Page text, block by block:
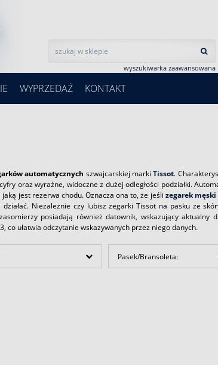
wyszukiwarka zaawansowana
WYPRZEDAŻ KONTAKT
automatycznych szwajcarskiej markiTissot.
oraz wyraźne, widoczne z dużej odległości podziałki.
jest rezerwa chodu. Oznacza ona to, że jeśli zegarek męski
Niezależnie czy lubisz zegarki Tissot na pasku ze
posiadają również datownik, wskazujący aktualny
co ułatwia odczytanie wskazywanych przez niego danych.
Pasek/Bransoleta: